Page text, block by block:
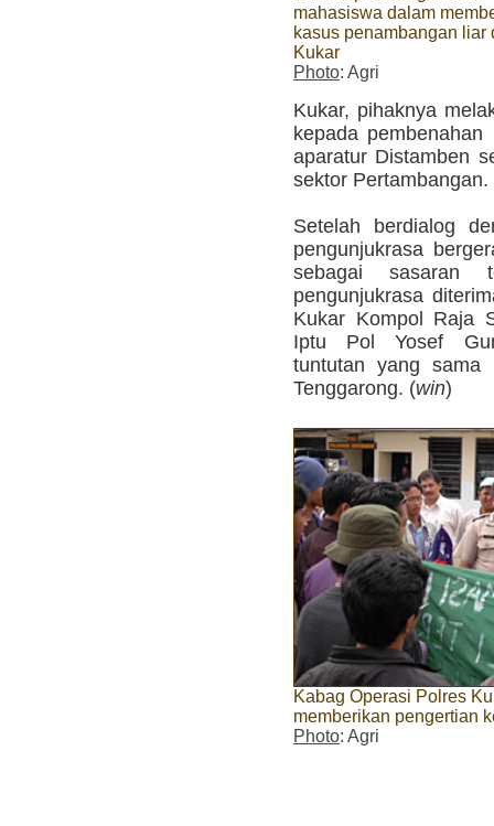
mahasiswa dalam
kasus penambangan liar
Kukar
Photo: Agri
Kukar, pihaknya
kepada
aparatur Distamben
sektor Pertambangan.
Setelah berdialog
pengunjukrasa
sebagai sasaran
pengunjukrasa
Kukar Kompol Raja
Iptu Pol Yosef
tuntutan yang sama
Tenggarong. (win)
Kabag Operasi Polres
memberikan pengertian
Photo: Agri